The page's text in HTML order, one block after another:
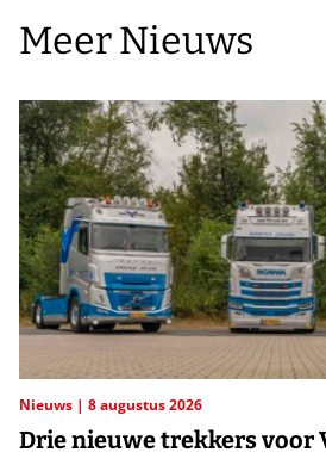
Meer Nieuws
Nieuws 8 augustus 2026
Drie nieuwe trekkers voor